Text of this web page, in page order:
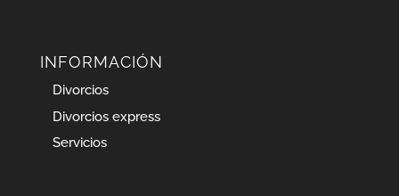
INFORMACIÓN
Divorcios
Divorcios express
Servicios